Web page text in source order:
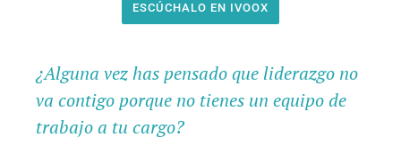
ESCÚCHALO EN IVOOX
¿Alguna vez has pensado que liderazgo no
va contigo porque no tienes un equipo de
trabajo a tu cargo?